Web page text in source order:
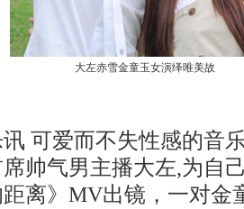
大左赤雪金童玉女演绎唯美故
爱而不失性感的音乐
帅气男主播大左,为自
离》MV出镜，一对金